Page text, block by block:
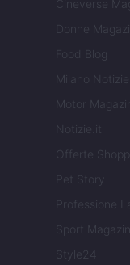
Cineverse
Donne
Food Blog
Milano Notizie
Motor
Notizie.it
Offerte
Pet Story
Professione
Sport Magazine
Style24